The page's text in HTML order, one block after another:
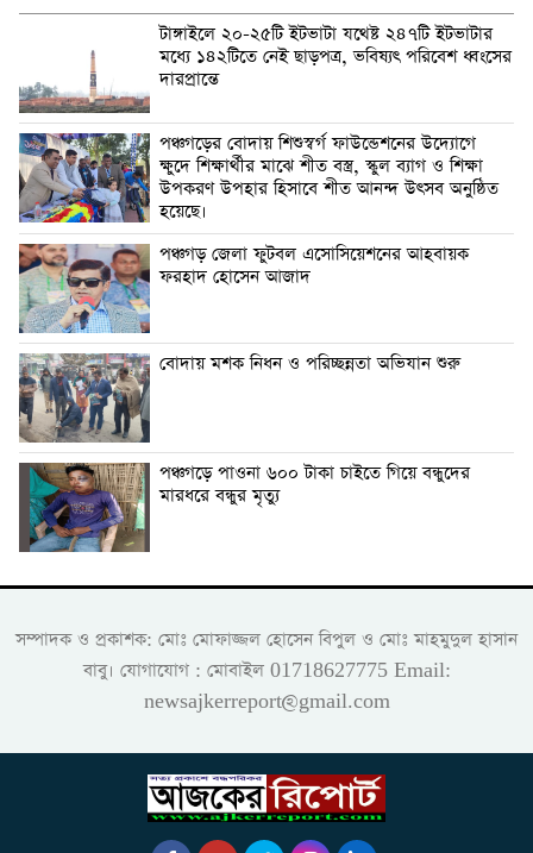
টাঙ্গাইলে ২০-২৫টি ইটভাটা যথেষ্ট ২৪৭টি ইটভাটার
মধ্যে ১৪২টিতে নেই ছাড়পত্র, ভবিষ্যৎ পরিবেশ ধ্বংসের
দারপ্রান্তে
পঞ্চগড়ের বোদায় শিশুস্বর্গ ফাউন্ডেশনের উদ্যোগে
ক্ষুদে শিক্ষার্থীর মাঝে শীত বস্ত্র, স্কুল ব্যাগ ও শিক্ষা
উপকরণ উপহার হিসাবে শীত আনন্দ উৎসব অনুষ্ঠিত
হয়েছে।
পঞ্চগড় জেলা ফুটবল এসোসিয়েশনের আহবায়ক
ফরহাদ হোসেন আজাদ
বোদায় মশক নিধন ও পরিচ্ছন্নতা অভিযান শুরু
পঞ্চগড়ে পাওনা ৬০০ টাকা চাইতে গিয়ে বন্ধুদের
মারধরে বন্ধুর মৃত্যু
সম্পাদক ও প্রকাশক: মোঃ মোফাজ্জল হোসেন বিপুল ও মোঃ মাহমুদুল হাসান
বাবু। যোগাযোগ : মোবাইল 01718627775 Email:
newsajkerreport@gmail.com